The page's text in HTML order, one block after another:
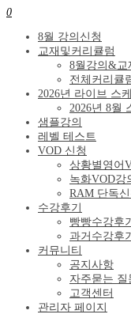
0
8월 강의신청
교재및커리큘럼
8월강의&교
전체커리큘
2026년 라이브 스
2026년 8월
샘플강의
레벨 테스트
VOD 신청
상황별영어
녹화VOD강
RAM 단독신
수강후기
빵빵수강후기
과거수강후
커뮤니티
공지사항
자주묻는 질
고객센터
관리자 페이지